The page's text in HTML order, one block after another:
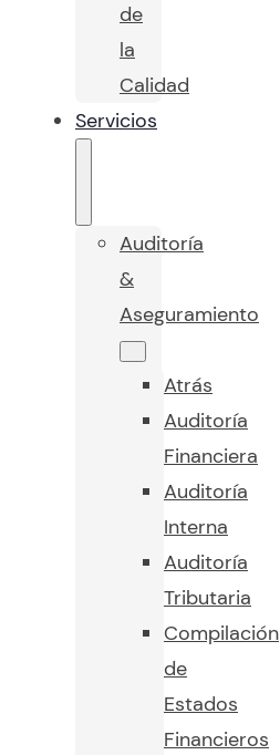
de
la
Calidad
Servicios
Auditoría
&
Aseguramiento
Atrás
Auditoría
Financiera
Auditoría
Interna
Auditoría
Tributaria
Compilación
de
Estados
Financieros